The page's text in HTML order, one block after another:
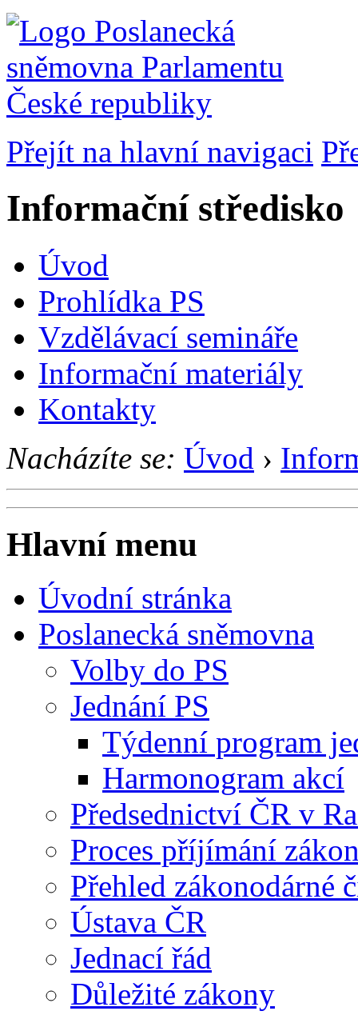
Přejít na hlavní navigaci
Informační středisko
Úvod
Prohlídka PS
Vzdělávací semináře
Informační materiály
Kontakty
Nacházíte se: Úvod ›
Hlavní menu
Úvodní stránka
Poslanecká sněmovna
Volby do PS
Jednání PS
Týdenní program
Harmonogram akcí
Předsednictví ČR v
Proces příjímání
Přehled zákonodárné
Ústava ČR
Jednací řád
Důležité zákony